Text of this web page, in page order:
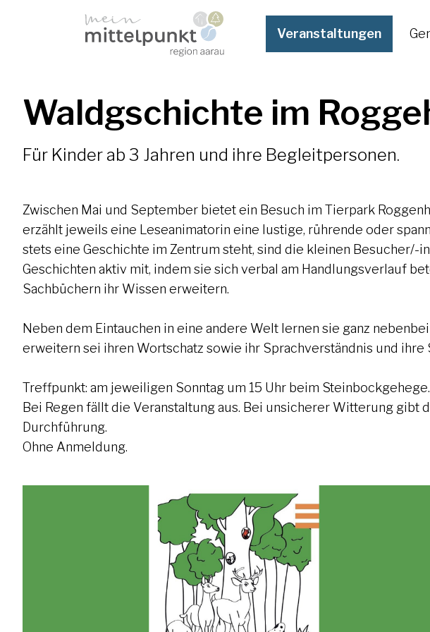
Veranstaltungen
Waldgschichte im
Für Kinder ab 3 Jahren und ihre Begleitpersonen.
Zwischen Mai und September bietet ein Besuch im Tierpark
erzählt jeweils eine Leseanimatorin eine lustige, rührende oder
stets eine Geschichte im Zentrum steht, sind die kleinen Besucher/-
Geschichten aktiv mit, indem sie sich verbal am Handlungsverlauf
Sachbüchern ihr Wissen erweitern.
Neben dem Eintauchen in eine andere Welt lernen sie ganz
erweitern sei ihren Wortschatz sowie ihr Sprachverständnis und
Treffpunkt: am jeweiligen Sonntag um 15 Uhr beim Steinbockgehege.
Bei Regen fällt die Veranstaltung aus. Bei unsicherer Witterung
Durchführung.
Ohne Anmeldung.